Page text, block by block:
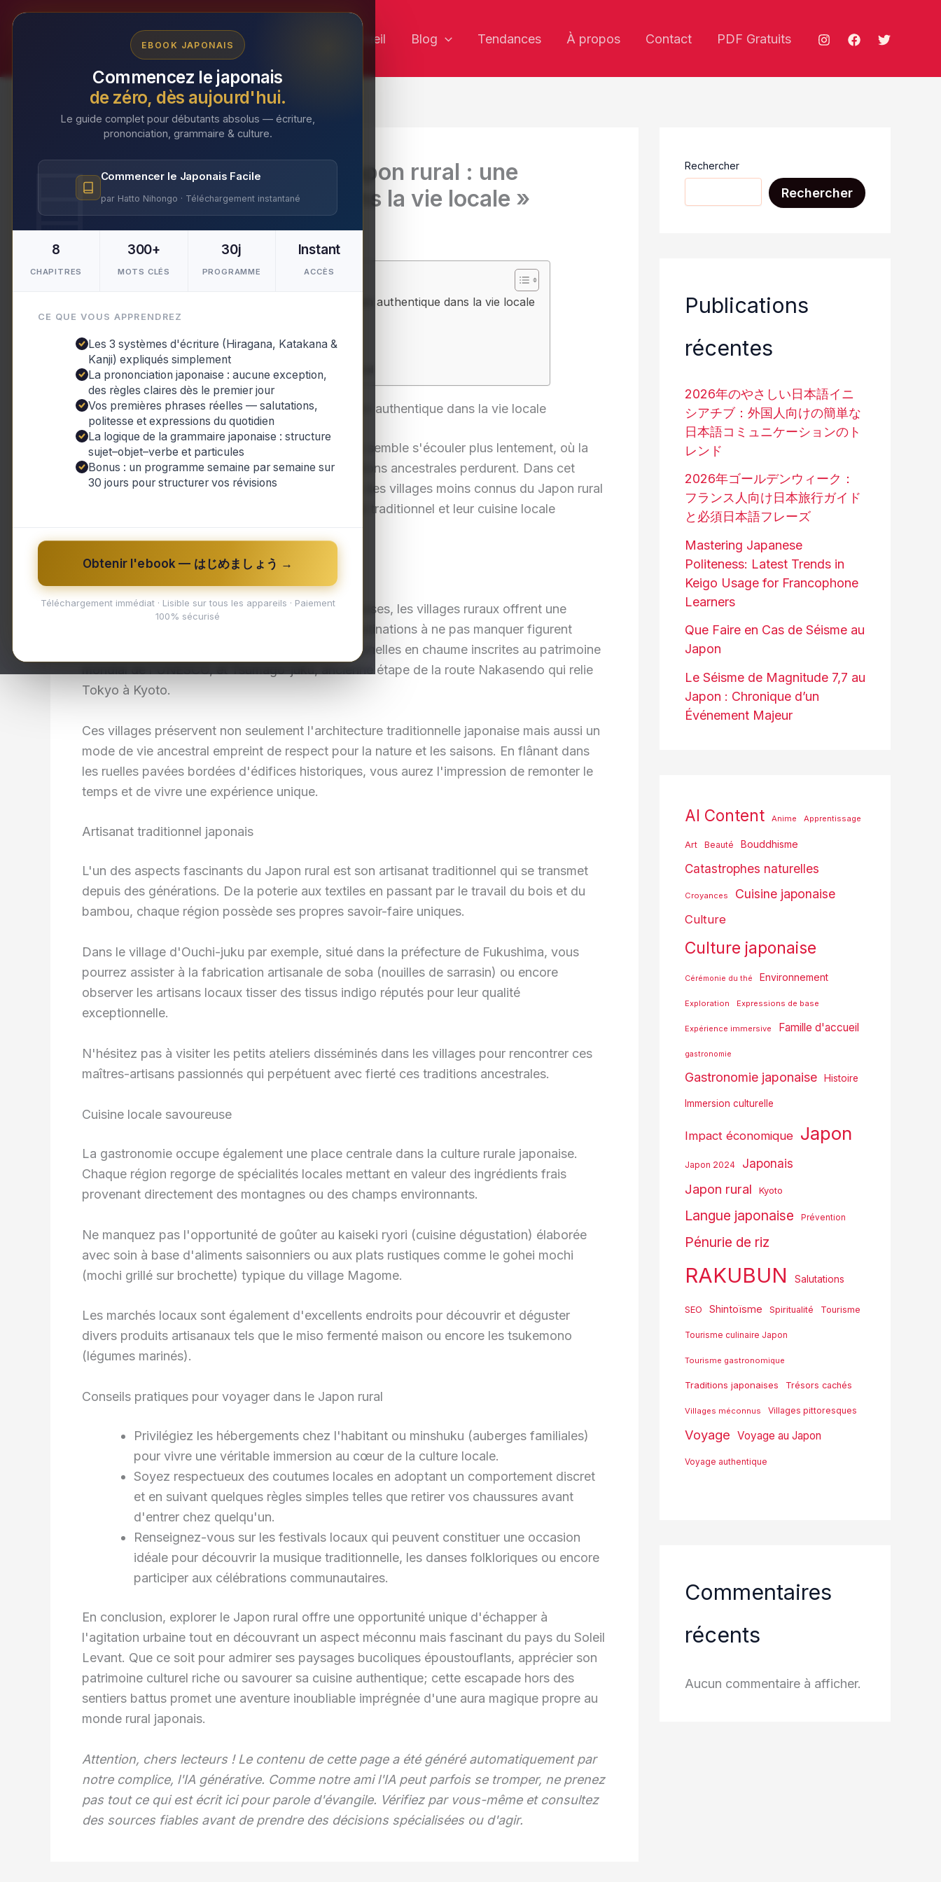
EBOOK JAPONAIS
Commencez le japonais
de zéro, dès aujourd'hui.
Le guide complet pour débutants absolus — écriture,
prononciation, grammaire & culture.
Commencer le Japonais Facile
par Hatto Nihongo · Téléchargement instantané
8
CHAPITRES
300+
MOTS CLÉS
30j
PROGRAMME
Instant
ACCÈS
CE QUE VOUS APPRENDREZ
Les 3 systèmes d'écriture (Hiragana, Katakana &
Kanji) expliqués simplement
La prononciation japonaise : aucune exception,
des règles claires dès le premier jour
Vos premières phrases réelles — salutations,
politesse et expressions du quotidien
La logique de la grammaire japonaise : structure
sujet–objet–verbe et particules
Bonus : un programme semaine par semaine sur
30 jours pour structurer vos révisions
Obtenir l'ebook — はじめましょう →
Téléchargement immédiat · Lisible sur tous les appareils · Paiement
100% sécurisé
Aller
au
Accueil Blog Tendances À propos Contact PDF Gratuits
« Les trésors cachés du Japon rural : une
immersion authentique dans la vie locale »
ParMakoto/19 mars 2024
Table of Contents
Les trésors cachés du Japon rural : une immersion authentique dans la vie locale
Découverte des villages pittoresques
Artisanat traditionnel japonais
Cuisine locale savoureuse
Conseils pratiques pour voyager dans le Japon rural
Les trésors cachés du Japon rural : une immersion authentique dans la vie locale
Bienvenue au Japon rural, un endroit où le temps semble s'écouler plus lentement, où la
nature est luxuriante et préservée, et où les traditions ancestrales perdurent. Dans cet
article captivant, nous plongerons dans l'univers des villages moins connus du Japon rural
pour découvrir leurs trésors cachés, leur artisanat traditionnel et leur cuisine locale
Découverte des villages pittoresques
Loin de l'effervescence des grandes villes japonaises, les villages ruraux offrent une
atmosphère paisible et authentique. Parmi les destinations à ne pas manquer figurent
Shirakawa-go, célèbre pour ses maisons traditionnelles en chaume inscrites au patrimoine
mondial de l'UNESCO, et Tsumago-juku, ancienne étape de la route Nakasendo qui relie
Tokyo à Kyoto.
Ces villages préservent non seulement l'architecture traditionnelle japonaise mais aussi un
mode de vie ancestral empreint de respect pour la nature et les saisons. En flânant dans
les ruelles pavées bordées d'édifices historiques, vous aurez l'impression de remonter le
temps et de vivre une expérience unique.
Artisanat traditionnel japonais
L'un des aspects fascinants du Japon rural est son artisanat traditionnel qui se transmet
depuis des générations. De la poterie aux textiles en passant par le travail du bois et du
bambou, chaque région possède ses propres savoir-faire uniques.
Dans le village d'Ouchi-juku par exemple, situé dans la préfecture de Fukushima, vous
pourrez assister à la fabrication artisanale de soba (nouilles de sarrasin) ou encore
observer les artisans locaux tisser des tissus indigo réputés pour leur qualité
exceptionnelle.
N'hésitez pas à visiter les petits ateliers disséminés dans les villages pour rencontrer ces
maîtres-artisans passionnés qui perpétuent avec fierté ces traditions ancestrales.
Cuisine locale savoureuse
La gastronomie occupe également une place centrale dans la culture rurale japonaise.
Chaque région regorge de spécialités locales mettant en valeur des ingrédients frais
provenant directement des montagnes ou des champs environnants.
Ne manquez pas l'opportunité de goûter au kaiseki ryori (cuisine dégustation) élaborée
avec soin à base d'aliments saisonniers ou aux plats rustiques comme le gohei mochi
(mochi grillé sur brochette) typique du village Magome.
Les marchés locaux sont également d'excellents endroits pour découvrir et déguster
divers produits artisanaux tels que le miso fermenté maison ou encore les tsukemono
(légumes marinés).
Conseils pratiques pour voyager dans le Japon rural
Privilégiez les hébergements chez l'habitant ou minshuku (auberges familiales)
pour vivre une véritable immersion au cœur de la culture locale.
Soyez respectueux des coutumes locales en adoptant un comportement discret
et en suivant quelques règles simples telles que retirer vos chaussures avant
d'entrer chez quelqu'un.
Renseignez-vous sur les festivals locaux qui peuvent constituer une occasion
idéale pour découvrir la musique traditionnelle, les danses folkloriques ou encore
participer aux célébrations communautaires.
En conclusion, explorer le Japon rural offre une opportunité unique d'échapper à
l'agitation urbaine tout en découvrant un aspect méconnu mais fascinant du pays du Soleil
Levant. Que ce soit pour admirer ses paysages bucoliques époustouflants, apprécier son
patrimoine culturel riche ou savourer sa cuisine authentique; cette escapade hors des
sentiers battus promet une aventure inoubliable imprégnée d'une aura magique propre au
monde rural japonais.
Attention, chers lecteurs ! Le contenu de cette page a été généré automatiquement par
notre complice, l'IA générative. Comme notre ami l'IA peut parfois se tromper, ne prenez
pas tout ce qui est écrit ici pour parole d'évangile. Vérifiez par vous-même et consultez
des sources fiables avant de prendre des décisions spécialisées ou d'agir.
Rechercher
Rechercher
Publications
récentes
2026年のやさしい日本語イニ
シアチブ：外国人向けの簡単な
日本語コミュニケーションのト
レンド
2026年ゴールデンウィーク：
フランス人向け日本旅行ガイド
と必須日本語フレーズ
Mastering Japanese
Politeness: Latest Trends in
Keigo Usage for Francophone
Learners
Que Faire en Cas de Séisme au
Japon
Le Séisme de Magnitude 7,7 au
Japon : Chronique d’un
Événement Majeur
AI Content Anime Apprentissage
Art Beauté Bouddhisme
Catastrophes naturelles
Croyances Cuisine japonaise
Culture
Culture japonaise
Cérémonie du thé Environnement
Exploration Expressions de base
Expérience immersive Famille d'accueil
gastronomie
Gastronomie japonaise Histoire
Immersion culturelle
Impact économique Japon
Japon 2024 Japonais
Japon rural Kyoto
Langue japonaise Prévention
Pénurie de riz
RAKUBUN Salutations
SEO Shintoïsme Spiritualité Tourisme
Tourisme culinaire Japon
Tourisme gastronomique
Traditions japonaises Trésors cachés
Villages méconnus Villages pittoresques
Voyage Voyage au Japon
Voyage authentique
Commentaires
récents
Aucun commentaire à afficher.